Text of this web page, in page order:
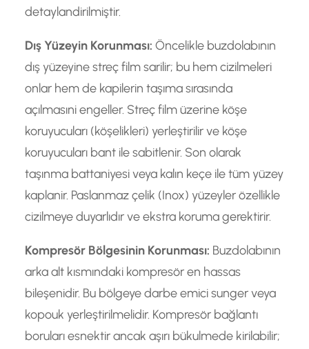
detaylandirilmiştir.
Dış Yüzeyin Korunması: Öncelikle buzdolabının
dış yüzeyine streç film sarilir; bu hem cizilmeleri
onlar hem de kapilerin taşıma sırasında
açılmasıni engeller. Streç film üzerine köşe
koruyucuları (köşelikleri) yerleştirilir ve köşe
koruyucuları bant ile sabitlenir. Son olarak
taşınma battaniyesi veya kalın keçe ile tüm yüzey
kaplanir. Paslanmaz çelik (Inox) yüzeyler özellikle
cizilmeye duyarlıdır ve ekstra koruma gerektirir.
Kompresör Bölgesinin Korunması: Buzdolabının
arka alt kısmındaki kompresör en hassas
bileşenidir. Bu bölgeye darbe emici sunger veya
kopouk yerleştirilmelidir. Kompresör bağlantı
boruları esnektir ancak aşırı bükulmede kirilabilir;